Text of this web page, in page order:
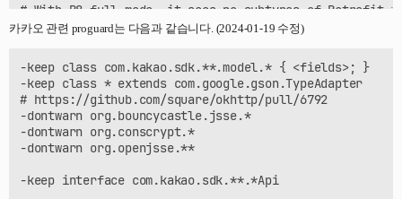
# With R8 full mode, it sees no subtypes of Retrofit
# and replaces all potential values with null.
# Keep inherited services.
-if interface * { @retrofit2.http.* <methods>; }
-keep,allowobfuscation interface * extends <1>
# With R8 full mode generic signatures are stripped
# kept. Suspend functions are wrapped in
# is used.
카카오 관련 proguard는 다음과 같습니다. (2024-01-19 수정)
-keep class com.kakao.sdk.**.model.* { <fields>; }
-keep class * extends com.google.gson.TypeAdapter
# https://github.com/square/okhttp/pull/6792
-dontwarn org.bouncycastle.jsse.*
-dontwarn org.conscrypt.*
-dontwarn org.openjsse.**
-keep interface com.kakao.sdk.**.*Api